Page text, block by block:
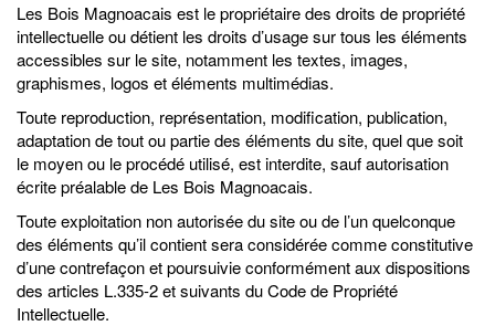
Les Bois Magnoacais est le propriétaire des droits de propriété
intellectuelle ou détient les droits d’usage sur tous les éléments
accessibles sur le site, notamment les textes, images,
graphismes, logos et éléments multimédias.
Toute reproduction, représentation, modification, publication,
adaptation de tout ou partie des éléments du site, quel que soit
le moyen ou le procédé utilisé, est interdite, sauf autorisation
écrite préalable de Les Bois Magnoacais.
Toute exploitation non autorisée du site ou de l’un quelconque
des éléments qu’il contient sera considérée comme constitutive
d’une contrefaçon et poursuivie conformément aux dispositions
des articles L.335-2 et suivants du Code de Propriété
Intellectuelle.